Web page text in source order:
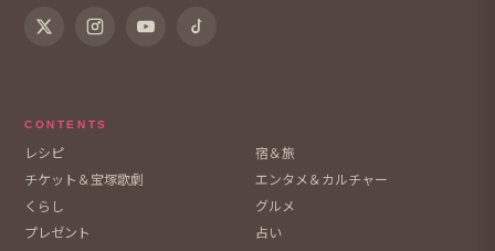
CONTENTS
レシピ
宿＆旅
チケット＆宝塚歌劇
エンタメ＆カルチャー
くらし
グルメ
プレゼント
占い